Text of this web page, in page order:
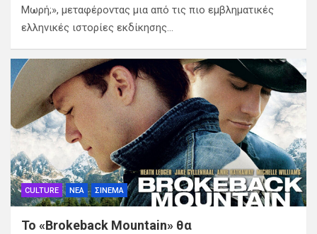
Μωρή;», μεταφέροντας μια από τις πιο εμβληματικές
ελληνικές ιστορίες εκδίκησης…
CULTURE ΝΕΑ ΣΙΝΕΜΑ
Το «Brokeback Mountain» θα